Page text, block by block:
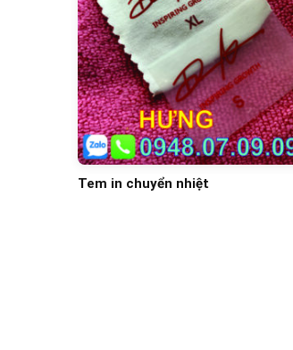
Tem in chuyển nhiệt